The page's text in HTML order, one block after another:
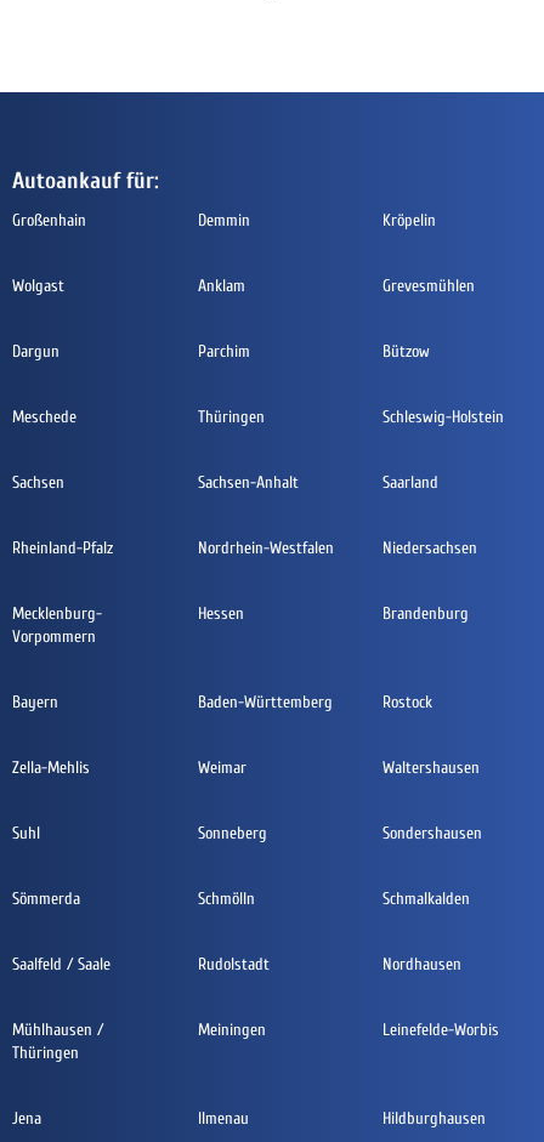
Autoankauf für:
Großenhain Demmin Kröpelin
Wolgast Anklam Grevesmühlen
Dargun Parchim Bützow
Meschede Thüringen Schleswig-Holstein
Sachsen Sachsen-Anhalt Saarland
Rheinland-Pfalz Nordrhein-Westfalen Niedersachsen
Mecklenburg-
Vorpommern
Hessen Brandenburg
Bayern Baden-Württemberg Rostock
Zella-Mehlis Weimar Waltershausen
Suhl Sonneberg Sondershausen
Sömmerda Schmölln Schmalkalden
Saalfeld / Saale Rudolstadt Nordhausen
Mühlhausen /
Thüringen
Meiningen Leinefelde-Worbis
Jena Ilmenau Hildburghausen